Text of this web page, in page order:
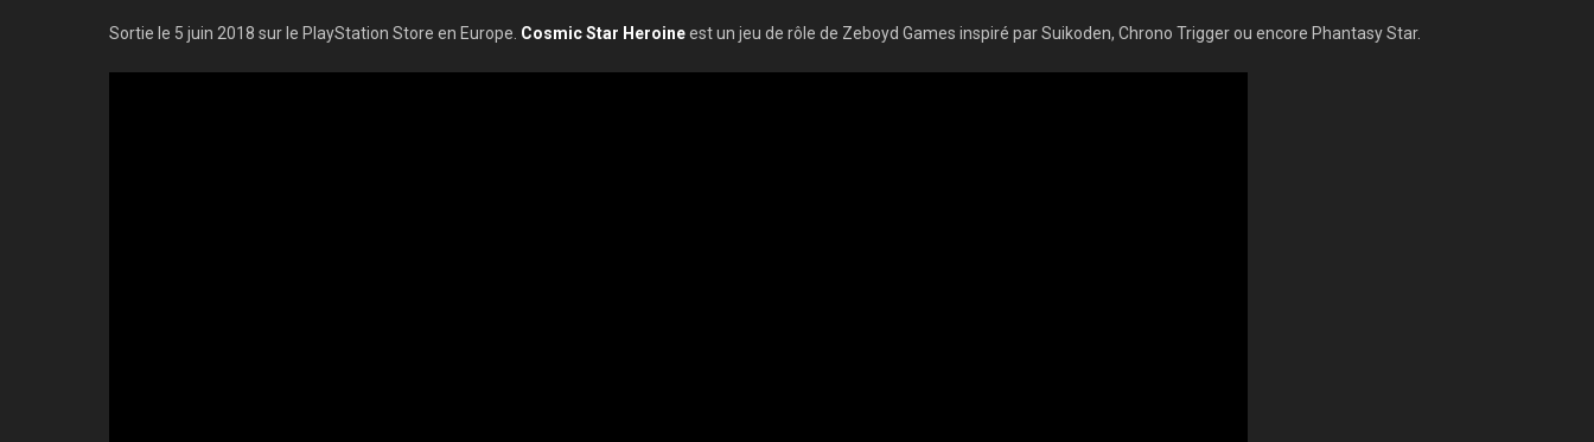
Sortie le 5 juin 2018 sur le PlayStation Store en Europe. Cosmic Star Heroineest un jeu de rôle de Zeboyd Games inspiré par Suikoden, Chrono Trigger ou encore Phantasy Star.